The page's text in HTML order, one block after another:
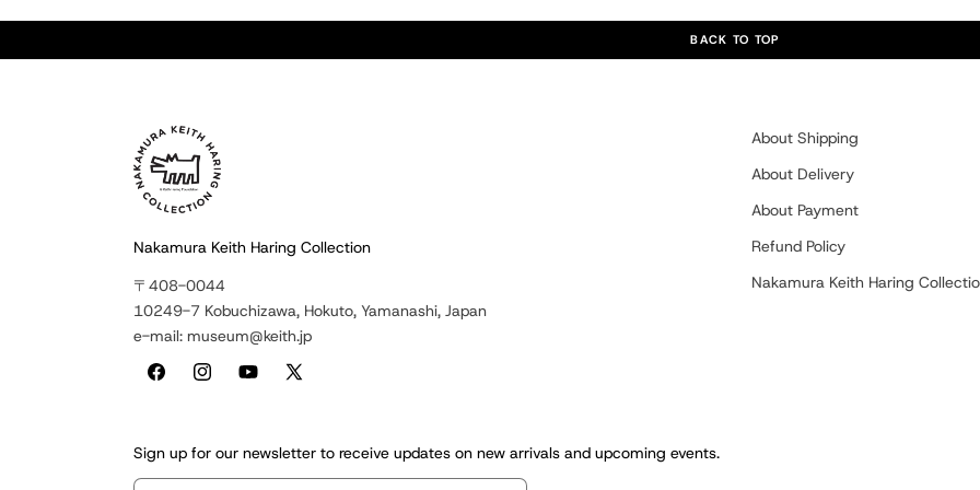
BACK TO TOP
Nakamura Keith Haring Collection
〒408-0044
10249-7 Kobuchizawa, Hokuto, Yamanashi, Japan
e-mail: museum@keith.jp
FacebookInstagramYouTube
X
About Shipping
About Delivery
About Payment
Refund Policy
Nakamura Keith Haring
Sign up for our newsletter to receive updates on new arrivals and upcoming events.